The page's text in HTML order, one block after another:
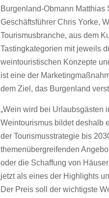
Burgenland-Obmann Matthias
Geschäftsführer Chris Yorke,
Tourismusbranche, aus dem
Tastingkategorien mit jeweils
weintouristischen Konzepte
ist eine der
dem Ziel, das Burgenland
„Wein wird bei Urlaubsgästen
Weintourismus bildet deshalb
der Tourismusstrategie bis
themenübergreifenden
oder die Schaffung von
jetzt als eines der Highlights
Der Preis soll der wichtigste